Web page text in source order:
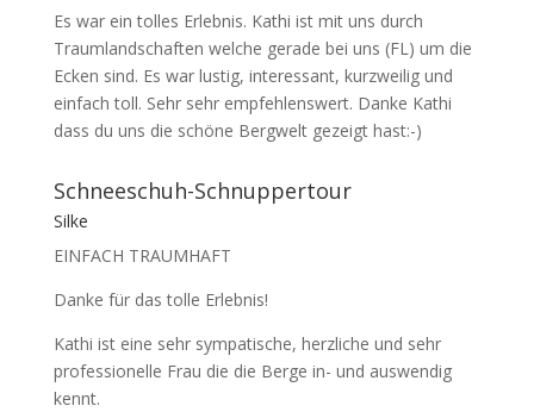
Es war ein tolles Erlebnis. Kathi ist mit uns durch
Traumlandschaften welche gerade bei uns (FL) um die
Ecken sind. Es war lustig, interessant, kurzweilig und
einfach toll. Sehr sehr empfehlenswert. Danke Kathi
dass du uns die schöne Bergwelt gezeigt hast:-)
Schneeschuh-Schnuppertour
Silke
EINFACH TRAUMHAFT
Danke für das tolle Erlebnis!
Kathi ist eine sehr sympatische, herzliche und sehr
professionelle Frau die die Berge in- und auswendig
kennt.